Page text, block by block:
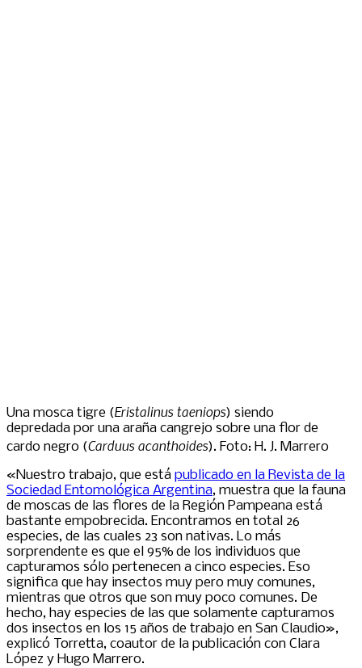
Una mosca tigre (Eristalinus taeniops) siendo
depredada por una araña cangrejo sobre una flor de
cardo negro (Carduus acanthoides). Foto: H. J. Marrero
«Nuestro trabajo, que está publicado en la Revista de la
Sociedad Entomológica Argentina, muestra que la fauna
de moscas de las flores de la Región Pampeana está
bastante empobrecida. Encontramos en total 26
especies, de las cuales 23 son nativas. Lo más
sorprendente es que el 95% de los individuos que
capturamos sólo pertenecen a cinco especies. Eso
significa que hay insectos muy pero muy comunes,
mientras que otros que son muy poco comunes. De
hecho, hay especies de las que solamente capturamos
dos insectos en los 15 años de trabajo en San Claudio»,
explicó Torretta, coautor de la publicación con Clara
López y Hugo Marrero.